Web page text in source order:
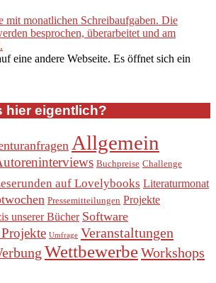
mit monatlichen Schreibaufgaben. Die
besprochen, überarbeitet und am
eine andere Webseite. Es öffnet sich ein
hier eigentlich?
Allgemein
Buchpreise Challenge
auf Lovelybooks Literaturmonat
Pressemitteilungen Projekte
unserer Bücher Software
Umfrage Veranstaltungen
WettbewerbeWorkshops